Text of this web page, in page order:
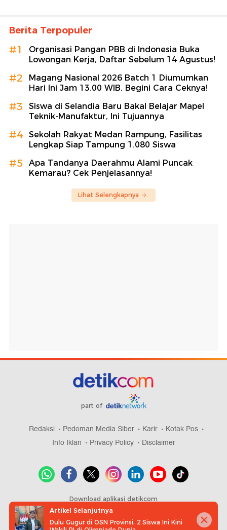
Berita Terpopuler
#1
Organisasi Pangan PBB di Indonesia Buka
Lowongan Kerja, Daftar Sebelum 14 Agustus!
#2
Magang Nasional 2026 Batch 1 Diumumkan
Hari Ini Jam 13.00 WIB, Begini Cara Ceknya!
#3
Siswa di Selandia Baru Bakal Belajar Mapel
Teknik-Manufaktur, Ini Tujuannya
#4
Sekolah Rakyat Medan Rampung, Fasilitas
Lengkap Siap Tampung 1.080 Siswa
#5
Apa Tandanya Daerahmu Alami Puncak
Kemarau? Cek Penjelasannya!
Lihat Selengkapnya
part of
Redaksi Pedoman Media Siber Karir
Kotak Pos
Info Iklan
Privacy Policy Disclaimer
Download aplikasi detikcom
Artikel Selanjutnya
Dulu Gugur di OSN Provinsi, 2 Siswa Ini Kini